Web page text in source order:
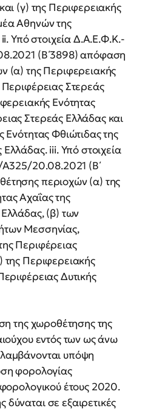
(γ) της Περιφερειακής
Αθηνών της
ii. Υπό στοιχεία Δ.Α.Ε.Φ.Κ.-
(Β΄3898) απόφαση
(α) της Περιφερειακής
Περιφέρειας Στερεάς
Ενότητας
Στερεάς Ελλάδας και
Ενότητας Φθιώτιδας της
iii. Υπό στοιχεία
20.08.2021 (Β΄
περιοχών (α) της
Αχαΐας της
(β) των
Μεσσηνίας,
Περιφέρειας
Περιφερειακής
Δυτικής
της χωροθέτησης της
εντός των ως άνω
υπόψη
φορολογίας
έτους 2020.
σε εξαιρετικές